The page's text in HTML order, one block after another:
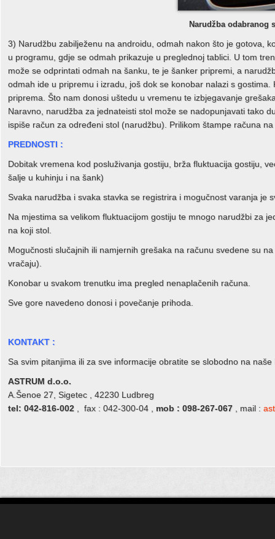
Narudžba odabranog
3) Narudžbu zabilježenu na androidu, odmah nakon što je gotova,
u programu, gdje se odmah prikazuje u preglednoj tablici. U tom
može se odprintati odmah na šanku, te je šanker pripremi, a
odmah ide u pripremu i izradu, još dok se konobar nalazi s
priprema. Što nam donosi uštedu u vremenu te izbjegavanje
Naravno, narudžba za jednateisti stol može se nadopunjavati tako
ispiše račun za određeni stol (narudžbu). Prilikom štampe računa
PREDNOSTI :
Dobitak vremena kod posluživanja gostiju, brža fluktuacija gostiju,
šalje u kuhinju i na šank)
Svaka narudžba i svaka stavka se registrira i mogučnost varanja je
Na mjestima sa velikom fluktuacijom gostiju te mnogo narudžbi za
na koji stol.
Mogučnosti slučajnih ili namjernih grešaka na računu svedene su
vračaju).
Konobar u svakom trenutku ima pregled nenaplačenih računa.
Sve gore navedeno donosi i povečanje prihoda.
KONTAKT :
Sa svim pitanjima ili za sve informacije obratite se slobodno na naše
ASTRUM d.o.o.
A.Šenoe 27, Sigetec , 42230 Ludbreg
tel: 042-816-002 , fax : 042-300-04 , mob : 098-267-067 , mail :